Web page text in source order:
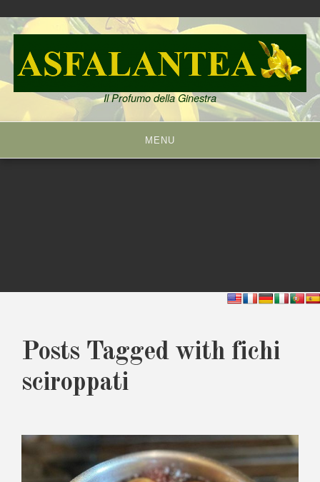
Skip
to
content
Il Profumo della Ginestra
MENU
Posts Tagged with fichi
sciroppati